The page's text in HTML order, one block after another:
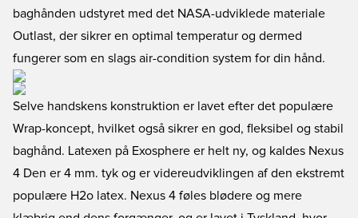
baghånden udstyret med det NASA-udviklede materiale
Outlast, der sikrer en optimal temperatur og dermed
fungerer som en slags air-condition system for din hånd.
Selve handskens konstruktion er lavet efter det populære
Wrap-koncept, hvilket også sikrer en god, fleksibel og stabil
baghånd. Latexen på Exosphere er helt ny, og kaldes Nexus
4 Den er 4 mm. tyk og er videreudviklingen af den ekstremt
populære H2o latex. Nexus 4 føles blødere og mere